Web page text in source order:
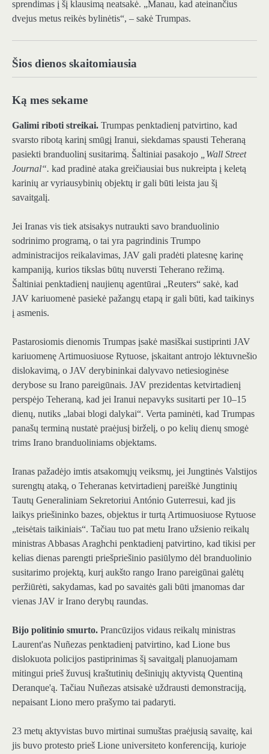
sprendimas į šį klausimą neatsakė. „Manau, kad ateinančius
dvejus metus reikės bylinėtis“, – sakė Trumpas.
Šios dienos skaitomiausia
Ką mes sekame
Galimi riboti streikai. Trumpas penktadienį patvirtino, kad
svarsto ribotą karinį smūgį Iranui, siekdamas spausti Teheraną
pasiekti branduolinį susitarimą. Šaltiniai pasakojo
„Wall Street
Journal“. kad pradinė ataka greičiausiai bus nukreipta į keletą
karinių ar vyriausybinių objektų ir gali būti leista jau šį
savaitgalį.
Jei Iranas vis tiek atsisakys nutraukti savo branduolinio
sodrinimo programą, o tai yra pagrindinis Trumpo
administracijos reikalavimas, JAV gali pradėti platesnę karinę
kampaniją, kurios tikslas būtų nuversti Teherano režimą.
Šaltiniai penktadienį naujienų agentūrai „Reuters“ sakė, kad
JAV kariuomenė pasiekė pažangų etapą ir gali būti, kad taikinys
į asmenis.
Pastarosiomis dienomis Trumpas įsakė masiškai sustiprinti JAV
kariuomenę Artimuosiuose Rytuose, įskaitant antrojo lėktuvnešio
dislokavimą, o JAV derybininkai dalyvavo netiesioginėse
derybose su Irano pareigūnais. JAV prezidentas ketvirtadienį
perspėjo Teheraną, kad jei Iranui nepavyks susitarti per 10–15
dienų, nutiks „labai blogi dalykai“. Verta paminėti, kad Trumpas
panašų terminą nustatė praėjusį birželį, o po kelių dienų smogė
trims Irano branduoliniams objektams.
Iranas pažadėjo imtis atsakomųjų veiksmų, jei Jungtinės Valstijos
surengtų ataką, o Teheranas ketvirtadienį pareiškė Jungtinių
Tautų Generaliniam Sekretoriui António Guterresui, kad jis
laikys priešininko bazes, objektus ir turtą Artimuosiuose Rytuose
„teisėtais taikiniais“. Tačiau tuo pat metu Irano užsienio reikalų
ministras Abbasas Araghchi penktadienį patvirtino, kad tikisi per
kelias dienas parengti priešpriešinio pasiūlymo dėl branduolinio
susitarimo projektą, kurį aukšto rango Irano pareigūnai galėtų
peržiūrėti, sakydamas, kad po savaitės gali būti įmanomas dar
vienas JAV ir Irano derybų raundas.
Bijo politinio smurto. Prancūzijos vidaus reikalų ministras
Laurent'as Nuñezas penktadienį patvirtino, kad Lione bus
dislokuota policijos pastiprinimas šį savaitgalį planuojamam
mitingui prieš žuvusį kraštutinių dešiniųjų aktyvistą Quentiną
Deranque'ą. Tačiau Nuñezas atsisakė uždrausti demonstraciją,
nepaisant Liono mero prašymo tai padaryti.
23 metų aktyvistas buvo mirtinai sumuštas praėjusią savaitę, kai
jis buvo protesto prieš Lione universiteto konferenciją, kurioje